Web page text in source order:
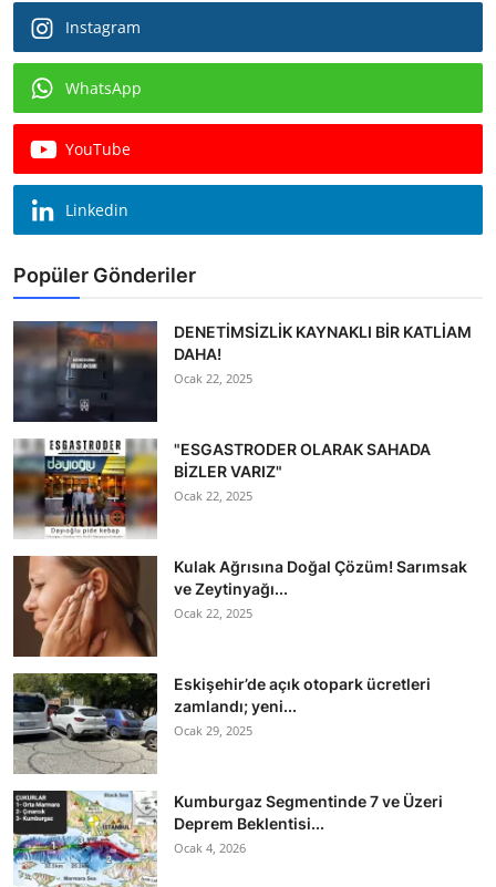
Instagram
WhatsApp
YouTube
Linkedin
Popüler Gönderiler
DENETİMSİZLİK KAYNAKLI BİR KATLİAM
DAHA!
Ocak 22, 2025
"ESGASTRODER OLARAK SAHADA
BİZLER VARIZ"
Ocak 22, 2025
Kulak Ağrısına Doğal Çözüm! Sarımsak
ve Zeytinyağı...
Ocak 22, 2025
Eskişehir’de açık otopark ücretleri
zamlandı; yeni...
Ocak 29, 2025
Kumburgaz Segmentinde 7 ve Üzeri
Deprem Beklentisi...
Ocak 4, 2026